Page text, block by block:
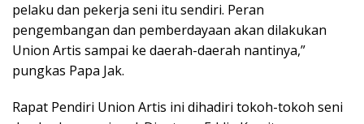
pelaku dan pekerja seni itu sendiri. Peran
pengembangan dan pemberdayaan akan dilakukan
Union Artis sampai ke daerah-daerah nantinya,”
pungkas Papa Jak.
Rapat Pendiri Union Artis ini dihadiri tokoh-tokoh seni